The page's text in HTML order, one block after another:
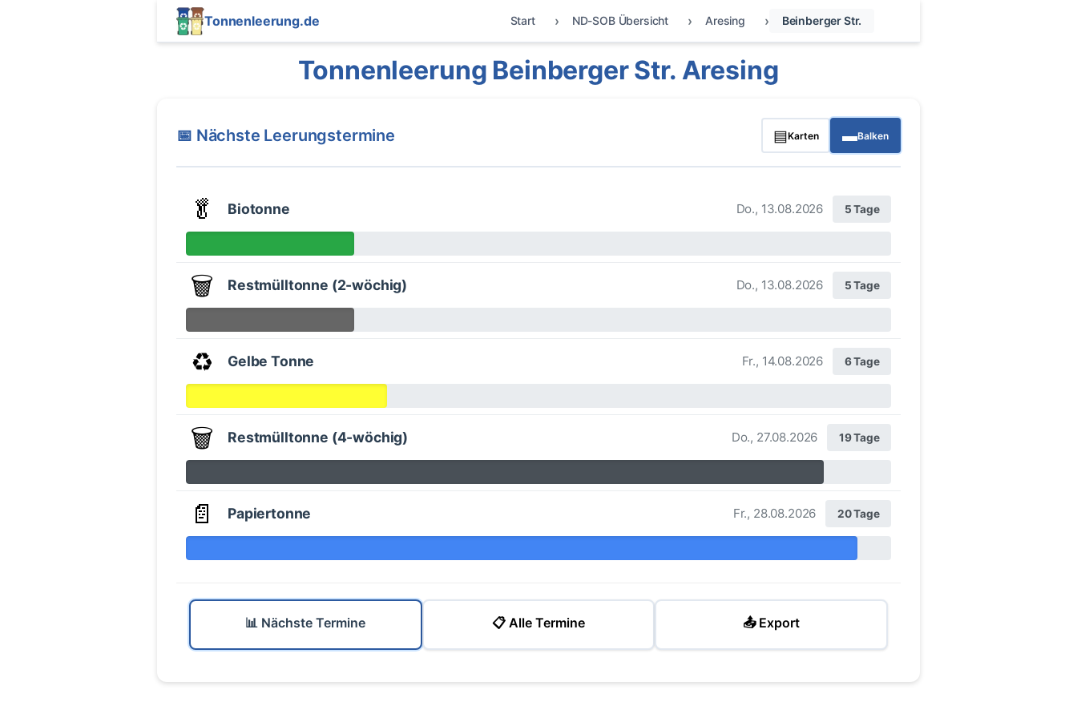
Tonnenleerung.de Start ND-SOB Übersicht Aresing Beinberger Str.
Tonnenleerung Beinberger Str. Aresing
📅 Nächste Leerungstermine ▤Karten ▬Balken
🥬 Biotonne Do., 13.08.2026 5 Tage
🗑️ Restmülltonne (2-wöchig) Do., 13.08.2026 5 Tage
♻️ Gelbe Tonne Fr., 14.08.2026 6 Tage
🗑️ Restmülltonne (4-wöchig) Do., 27.08.2026 19 Tage
📄 Papiertonne Fr., 28.08.2026 20 Tage
📊 Nächste Termine 📋 Alle Termine 📤 Export